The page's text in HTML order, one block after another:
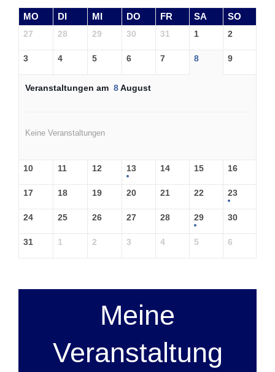
MO DI MI DO FR SA SO
27 28 29 30 31 1 2
3 4 5 6 7 8 9
Veranstaltungen am 8August
Keine Veranstaltungen
10 11 12 13 14 15 16
17 18 19 20 21 22 23
24 25 26 27 28 29 30
31 1 2 3 4 5 6
Meine
Veranstaltung